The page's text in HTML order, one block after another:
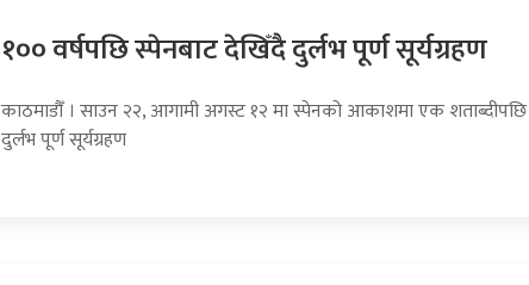
१०० वर्षपछि स्पेनबाट देखिँदै दुर्लभ पूर्ण सूर्यग्रहण
काठमाडौँ । साउन २२, आगामी अगस्ट १२ मा स्पेनको आकाशमा एक शताब्दीपछि
दुर्लभ पूर्ण सूर्यग्रहण